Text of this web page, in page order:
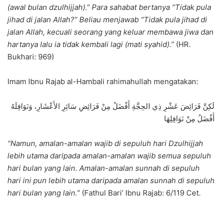
(awal bulan dzulhijjah).” Para sahabat bertanya “Tidak pula
jihad di jalan Allah?” Beliau menjawab “Tidak pula jihad di
jalan Allah, kecuali seorang yang keluar membawa jiwa dan
hartanya lalu ia tidak kembali lagi (mati syahid).” (HR.
Bukhari: 969)
Imam Ibnu Rajab al-Hambali rahimahullah mengatakan:
لَكِنَّ فَرَائِضَ عَشْرِ ذِي الحِجَّةِ أَفْضَلُ مِنْ فَرَائِضِ سَائِرِ الأَعْشَارِ، وَنَوَافِلَهُ
أَفْضَلُ مِنْ نَوَافِلِهَا
“Namun, amalan-amalan wajib di sepuluh hari Dzulhijjah
lebih utama daripada amalan-amalan wajib semua sepuluh
hari bulan yang lain. Amalan-amalan sunnah di sepuluh
hari ini pun lebih utama daripada amalan sunnah di sepuluh
hari bulan yang lain.” (Fathul Bari’ Ibnu Rajab: 6/119 Cet.